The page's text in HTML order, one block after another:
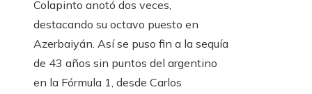
Colapinto anotó dos veces,
destacando su octavo puesto en
Azerbaiyán. Así se puso fin a la sequía
de 43 años sin puntos del argentino
en la Fórmula 1, desde Carlos